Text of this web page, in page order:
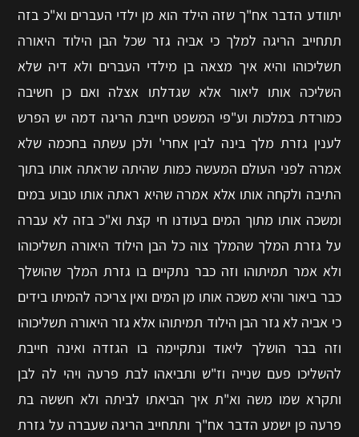
יתוודע הדבר אח"ך שזה הילד הוא מן ילדי העברים וא"כ בזה
תתחייב הריגה למלך כי אביה גזר שכל הבן הילוד היאורה
תשליכוהו והיא איך מצאה בן מילדי העברים ולא דיה שלא
השליכה אותו ליאור אלא שגדלתו אצלה ואם כן חשיבה
כמורדת במלכות וע"פי המשפט חייבת הריגה דמה יש הפרש
לענין גזרת מלך בינה לבין אחרי' ולכן עשתה בחכמה שלא
אמרה לפני העולם המעשה כמות שהיתה שראתה אותו בתוך
התיבה ולקחה אותו אלא אמרה שהיא ראתה אותו טבוע במים
ומשכה אותו מתוך המים בעודנו חי קצת וא"כ בזה לא עברה
על גזרת המלך שהמלך צוה כל הבן הילוד היאורה תשליכוהו
ולא אמר תמיתוהו וזה כבר נתקיים בו גזרת המלך שהושלך
כבר ביאור והיא משכה אותו מן המים ואין צריכה להמיתו בידים
כי אביה לא גזר הבן הילוד תמיתוהו אלא גזר היאורה תשליכוהו
וזה בבר הושלך ליאוד ונתקיימה בו הגזדה ואינה חייבת
להשליכו פעם שנייה וז"ש ותביאהו לבת פרעה ויהי לה לבן
ותקרא שמו משה וא"ת איך הביאתו לביתה ולא חששה בת
פרעה פן ישמע הדבר אח"ך ותתחייב הריגה שעברה על גזרת